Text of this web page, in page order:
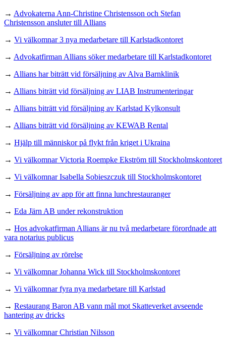
→ Advokaterna Ann-Christine Christensson och Stefan
Christensson ansluter till Allians
→ Vi välkomnar 3 nya medarbetare till Karlstadkontoret
→ Advokatfirman Allians söker medarbetare till Karlstadkontoret
→ Allians har biträtt vid försäljning av Alva Barnklinik
→ Allians biträtt vid försäljning av LIAB Instrumenteringar
→ Allians biträtt vid försäljning av Karlstad Kylkonsult
→ Allians biträtt vid försäljning av KEWAB Rental
→ Hjälp till människor på flykt från kriget i Ukraina
→ Vi välkomnar Victoria Roempke Ekström till Stockholmskontoret
→ Vi välkomnar Isabella Sobieszczuk till Stockholmskontoret
→ Försäljning av app för att finna lunchrestauranger
→ Eda Järn AB under rekonstruktion
→ Hos advokatfirman Allians är nu två medarbetare förordnade att
vara notarius publicus
→ Försäljning av rörelse
→ Vi välkomnar Johanna Wick till Stockholmskontoret
→ Vi välkomnar fyra nya medarbetare till Karlstad
→ Restaurang Baron AB vann mål mot Skatteverket avseende
hantering av dricks
→ Vi välkomnar Christian Nilsson